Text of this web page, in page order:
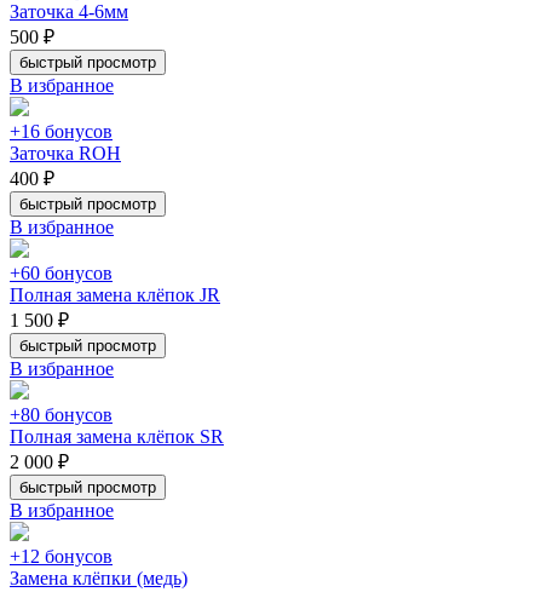
Заточка 4-6мм
500 ₽
быстрый просмотр
В избранное
+16 бонусов
Заточка ROH
400 ₽
быстрый просмотр
В избранное
+60 бонусов
Полная замена клёпок JR
1 500 ₽
быстрый просмотр
В избранное
+80 бонусов
Полная замена клёпок SR
2 000 ₽
быстрый просмотр
В избранное
+12 бонусов
Замена клёпки (медь)